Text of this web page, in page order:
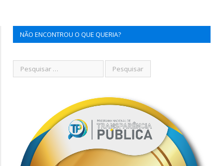
NÃO ENCONTROU O QUE QUERIA?